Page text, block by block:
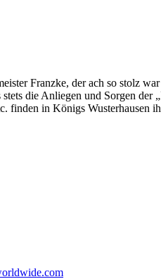
Franzke, der ach so stolz
die Anliegen und Sorgen der
finden in Königs Wusterhausen